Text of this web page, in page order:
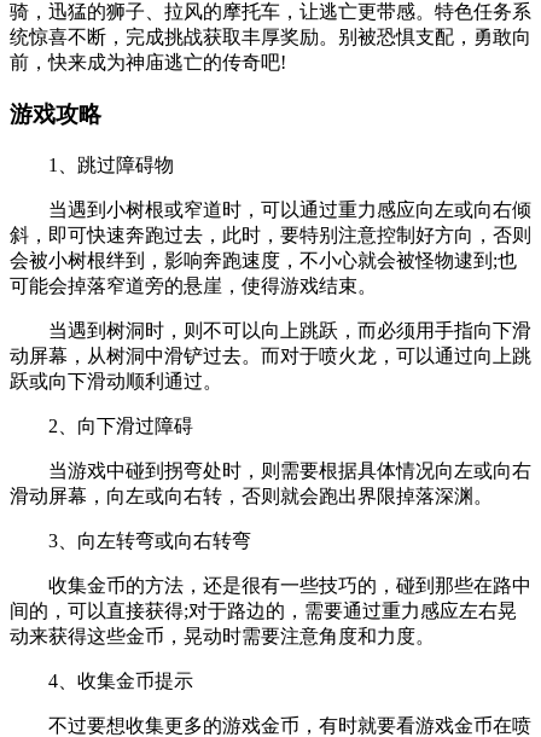
骑，迅猛的狮子、拉风的摩托车，让逃亡更带感。特色任务系
统惊喜不断，完成挑战获取丰厚奖励。别被恐惧支配，勇敢向
前，快来成为神庙逃亡的传奇吧!
游戏攻略
1、跳过障碍物
当遇到小树根或窄道时，可以通过重力感应向左或向右倾
斜，即可快速奔跑过去，此时，要特别注意控制好方向，否则
会被小树根绊到，影响奔跑速度，不小心就会被怪物逮到;也
可能会掉落窄道旁的悬崖，使得游戏结束。
当遇到树洞时，则不可以向上跳跃，而必须用手指向下滑
动屏幕，从树洞中滑铲过去。而对于喷火龙，可以通过向上跳
跃或向下滑动顺利通过。
2、向下滑过障碍
当游戏中碰到拐弯处时，则需要根据具体情况向左或向右
滑动屏幕，向左或向右转，否则就会跑出界限掉落深渊。
3、向左转弯或向右转弯
收集金币的方法，还是很有一些技巧的，碰到那些在路中
间的，可以直接获得;对于路边的，需要通过重力感应左右晃
动来获得这些金币，晃动时需要注意角度和力度。
4、收集金币提示
不过要想收集更多的游戏金币，有时就要看游戏金币在喷